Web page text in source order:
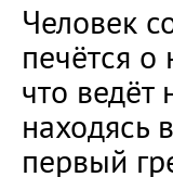
Человек
печётся
что ведёт
находясь
первый